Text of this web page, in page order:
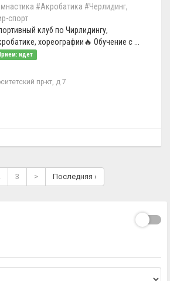
#Акробатика #Черлидинг,
спорт
клуб по Чирлидингу,
хореографии🔥 Обучение с ...
идет
пр-кт, д 7
3 > Последняя ›